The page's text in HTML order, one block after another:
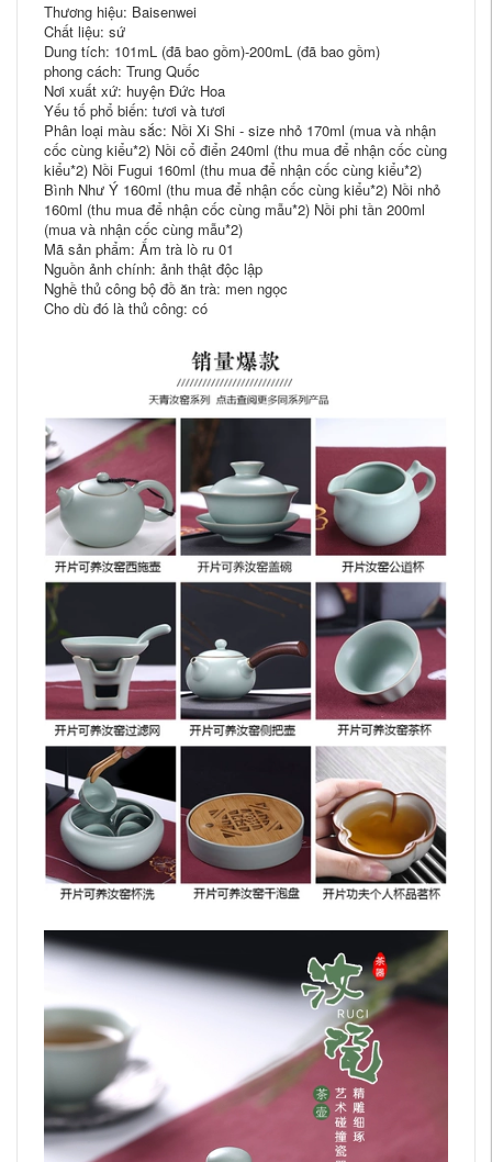
Thương hiệu: Baisenwei
Chất liệu: sứ
Dung tích: 101mL (đã bao gồm)-200mL (đã bao gồm)
phong cách: Trung Quốc
Nơi xuất xứ: huyện Đức Hoa
Yếu tố phổ biến: tươi và tươi
Phân loại màu sắc: Nồi Xi Shi - size nhỏ 170ml (mua và nhận
cốc cùng kiểu*2) Nồi cổ điển 240ml (thu mua để nhận cốc cùng
kiểu*2) Nồi Fugui 160ml (thu mua để nhận cốc cùng kiểu*2)
Bình Như Ý 160ml (thu mua để nhận cốc cùng kiểu*2) Nồi nhỏ
160ml (thu mua để nhận cốc cùng mẫu*2) Nồi phi tần 200ml
(mua và nhận cốc cùng mẫu*2)
Mã sản phẩm: Ấm trà lò ru 01
Nguồn ảnh chính: ảnh thật độc lập
Nghề thủ công bộ đồ ăn trà: men ngọc
Cho dù đó là thủ công: có